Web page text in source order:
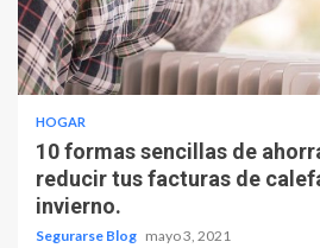
HOGAR
10 formas sencillas de
reducir tus facturas de
invierno.
Segurarse Blog mayo 3, 2021